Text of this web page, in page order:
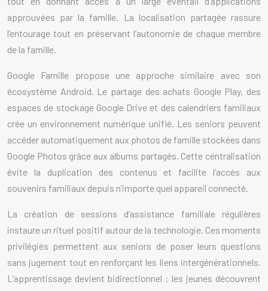
approuvées par la famille. La localisation partagée rassure
l’entourage tout en préservant l’autonomie de chaque membre
de la famille.
Google Famille propose une approche similaire avec son
écosystème Android. Le partage des achats Google Play, des
espaces de stockage Google Drive et des calendriers familiaux
crée un environnement numérique unifié. Les seniors peuvent
accéder automatiquement aux photos de famille stockées dans
Google Photos grâce aux albums partagés. Cette centralisation
évite la duplication des contenus et facilite l’accès aux
souvenirs familiaux depuis n’importe quel appareil connecté.
La création de sessions d’assistance familiale régulières
instaure un rituel positif autour de la technologie. Ces moments
privilégiés permettent aux seniors de poser leurs questions
sans jugement tout en renforçant les liens intergénérationnels.
L’apprentissage devient bidirectionnel : les jeunes découvrent